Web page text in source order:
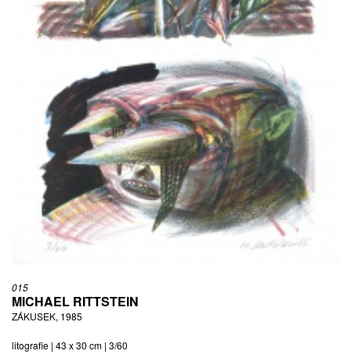
015
MICHAEL RITTSTEIN
ZÁKUSEK, 1985
litografie | 43 x 30 cm | 3/60